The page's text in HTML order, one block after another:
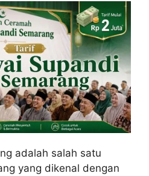
adalah salah satu
yang dikenal dengan